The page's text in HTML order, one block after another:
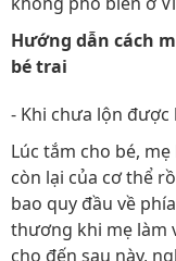
Hướng dẫn cách
bé trai
- Khi chưa lộn được
Lúc tắm cho bé,
còn lại của cơ thể
bao quy đầu về
thương khi mẹ làm
cho đến sau này,